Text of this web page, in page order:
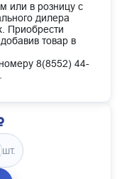
или в розницу с
дилера
Приобрести
товар в
8(8552) 44-
.
шт.